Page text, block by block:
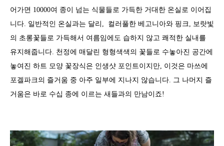
어가면 10000여 종이 넘는 식물들로 가득한 거대한 온실로 이어집
니다. 일반적인 온실과는 달리, 컬러풀한 베고니아와 핑크, 보랏빛
의 초롱꽃들로 가득해서 여름임에도 습하지 않고 쾌적한 실내를
유지해줍니다. 천정에 매달린 형형색색의 꽃들로 수놓아진 공간에
놓여진 하트 모양 꽃장식은 인생샷 포인트이지만, 이것은 마쓰에
포겔파크의 즐거움 중 아주 일부에 지나지 않습니다. 그 나머지 즐
거움은 바로 수십 종에 이르는 새들과의 만남이죠!